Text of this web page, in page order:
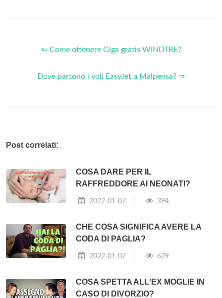
⇐ Come ottenere Giga gratis WINDTRE?
Dove partono i voli EasyJet a Malpensa? ⇒
Post correlati:
COSA DARE PER IL
RAFFREDDORE AI NEONATI?
2022-01-07 394
CHE COSA SIGNIFICA AVERE LA
CODA DI PAGLIA?
2022-01-07 629
COSA SPETTA ALL'EX MOGLIE IN
CASO DI DIVORZIO?